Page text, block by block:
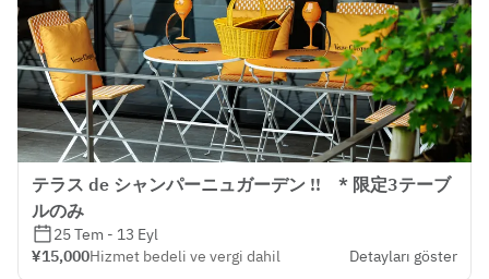
テラス de シャンパーニュガーデン !! * 限定3テーブ
ルのみ
25 Tem - 13 Eyl
¥15,000Hizmet bedeli ve vergi dahil Detayları göster